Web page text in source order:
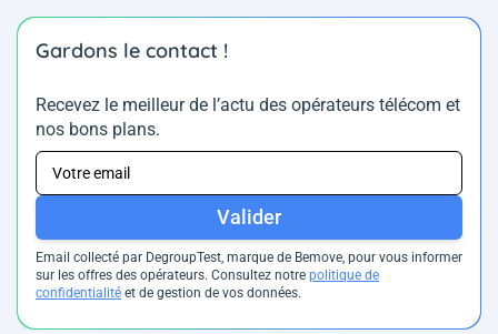
Gardons le contact !
Recevez le meilleur de l’actu des opérateurs télécom et
nos bons plans.
Valider
Email collecté par DegroupTest, marque de Bemove, pour vous informer
sur les offres des opérateurs. Consultez notre politique de
confidentialité et de gestion de vos données.